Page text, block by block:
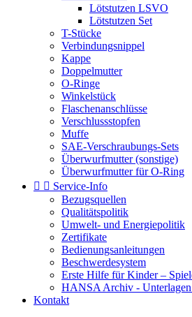
Lötstutzen LSVO
Lötstutzen Set
T-Stücke
Verbindungsnippel
Kappe
Doppelmutter
O-Ringe
Winkelstück
Flaschenanschlüsse
Verschlussstopfen
Muffe
SAE-Verschraubungs-Sets
Überwurfmutter (sonstige)
Überwurfmutter für O-Ring
  Service-Info
Bezugsquellen
Qualitätspolitik
Umwelt- und Energiepolitik
Zertifikate
Bedienungsanleitungen
Beschwerdesystem
Erste Hilfe für Kinder –
HANSA Archiv - Unterlagen
Kontakt